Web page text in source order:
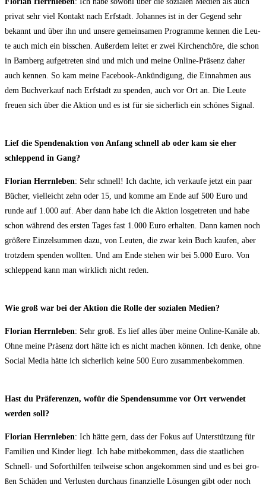
pri­vat sehr viel Kon­takt nach Erf­stadt. Johan­nes ist in der Gegend sehr
bekannt und über ihn und unse­re gemein­sa­men Pro­gram­me ken­nen die Leu­
te auch mich ein biss­chen. Außer­dem lei­tet er zwei Kir­chen­chö­re, die schon
in Bam­berg auf­ge­tre­ten sind und mich und mei­ne Online-Prä­senz daher
auch ken­nen. So kam mei­ne Face­book-Ankün­di­gung, die Ein­nah­men aus
dem Buch­ver­kauf nach Erf­stadt zu spen­den, auch vor Ort an. Die Leu­te
freu­en sich über die Akti­on und es ist für sie sicher­lich ein schö­nes Signal.
Lief die Spen­den­ak­ti­on von Anfang schnell ab oder kam sie eher
schlep­pend in Gang?
Flo­ri­an Herrn­le­ben: Sehr schnell! Ich dach­te, ich ver­kau­fe jetzt ein paar
Bücher, viel­leicht zehn oder 15, und kom­me am Ende auf 500 Euro und
run­de auf 1.000 auf. Aber dann habe ich die Akti­on los­ge­tre­ten und habe
schon wäh­rend des ers­ten Tages fast 1.000 Euro erhal­ten. Dann kamen noch
grö­ße­re Ein­zel­sum­men dazu, von Leu­ten, die zwar kein Buch kau­fen, aber
trotz­dem spen­den woll­ten. Und am Ende ste­hen wir bei 5.000 Euro. Von
schlep­pend kann man wirk­lich nicht reden.
Wie groß war bei der Akti­on die Rol­le der sozia­len Medien?
Flo­ri­an Herrn­le­ben: Sehr groß. Es lief alles über mei­ne Online-Kanä­le ab.
Ohne mei­ne Prä­senz dort hät­te ich es nicht machen kön­nen. Ich den­ke, ohne
Social Media hät­te ich sicher­lich kei­ne 500 Euro zusammenbekommen.
Hast du Prä­fe­ren­zen, wofür die Spen­den­sum­me vor Ort ver­wen­det
wer­den soll?
Flo­ri­an Herrn­le­ben: Ich hät­te gern, dass der Fokus auf Unter­stüt­zung für
Fami­li­en und Kin­der liegt. Ich habe mit­be­kom­men, dass die staat­li­chen
Schnell- und Sofort­hil­fen teil­wei­se schon ange­kom­men sind und es bei gro­
ßen Schä­den und Ver­lus­ten durch­aus finan­zi­el­le Lösun­gen gibt oder noch